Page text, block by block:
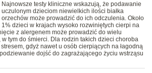
Najnowsze testy kliniczne wskazują, że podawanie
uczulonym dzieciom niewielkich ilości białka
orzechów może prowadzić do ich odczulenia. Około
1% dzieci w krajach wysoko rozwiniętych cierpi na
z alergenem może prowadzić do wielu
tym do śmierci. Dla rodzin takich dzieci choroba
gdyż nawet u osób cierpiących na łagodną
dojść do zagrażającego życiu wstrząsu